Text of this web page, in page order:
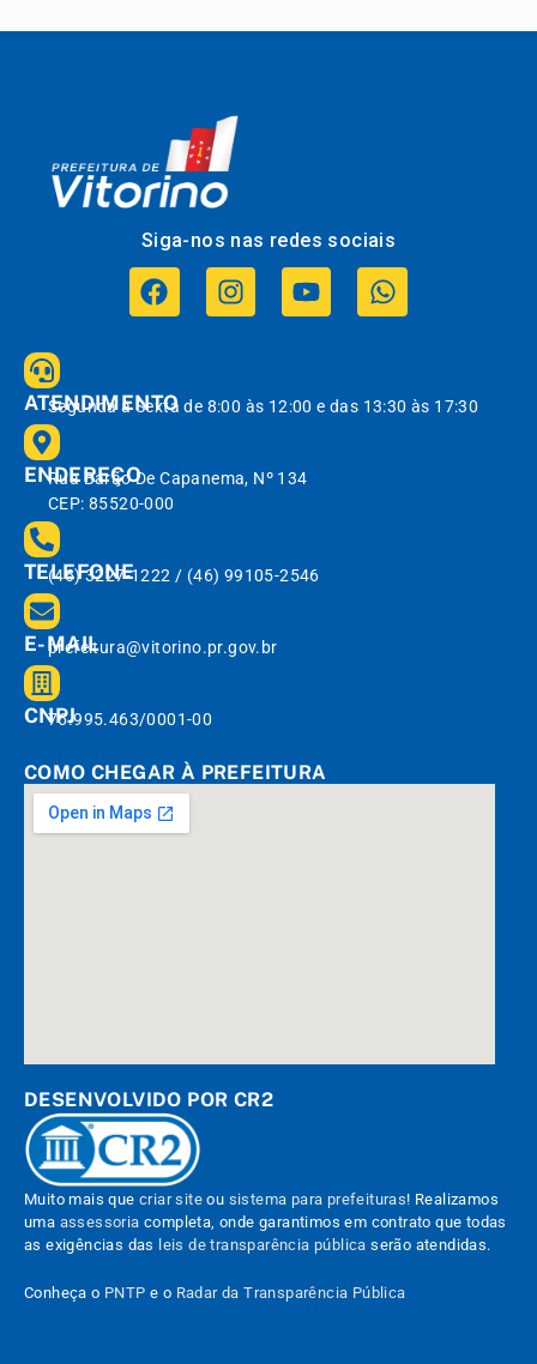
Siga-nos nas redes sociais
ATENDIMENTO
Segunda à Sexta de 8:00 às 12:00 e das 13:30 às 17:30
ENDEREÇO
Rua Barão De Capanema, Nº 134
CEP: 85520-000
TELEFONE
(46) 3227-1222 / (46) 99105-2546
E-MAIL
prefeitura@vitorino.pr.gov.br
CNPJ76.995.463/0001-00
COMO CHEGAR À PREFEITURA
DESENVOLVIDO POR CR2
Muito mais quecriar site ou sistema para prefeituras! Realizamos
uma assessoria completa, onde garantimos em contrato que todas
as exigências das leis de transparência pública serão atendidas.
Conheça o PNTP e o Radar da Transparência Pública